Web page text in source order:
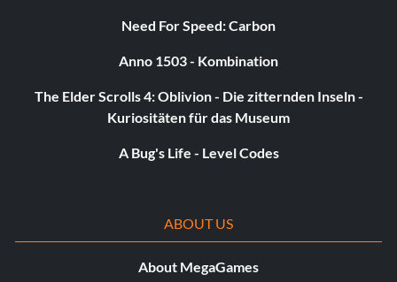
Need For Speed: Carbon
Anno 1503 - Kombination
The Elder Scrolls 4: Oblivion - Die zitternden Inseln -
Kuriositäten für das Museum
A Bug's Life - Level Codes
ABOUT US
About MegaGames